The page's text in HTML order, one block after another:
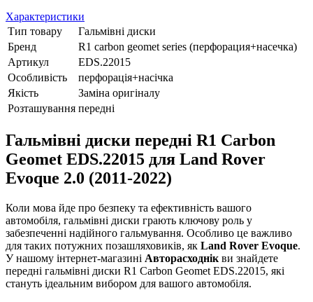
Характеристики
Тип товару
Гальмівні диски
Бренд
R1 carbon geomet series (перфорация+насечка)
Артикул
EDS.22015
Особливість
перфорація+насічка
Якість
Заміна оригіналу
Розташування передні
Гальмівні диски передні R1 Carbon
Geomet EDS.22015 для Land Rover
Evoque 2.0 (2011-2022)
Коли мова йде про безпеку та ефективність вашого
автомобіля, гальмівні диски грають ключову роль у
забезпеченні надійного гальмування. Особливо це важливо
для таких потужних позашляховиків, як Land Rover Evoque.
У нашому інтернет-магазині Авторасходнік ви знайдете
передні гальмівні диски R1 Carbon Geomet EDS.22015, які
стануть ідеальним вибором для вашого автомобіля.